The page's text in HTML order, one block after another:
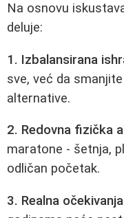
Na osnovu
deluje:
1. Izbalansirana
sve, već da
alternative.
2. Redovna fizička
maratone - šetnja,
odličan početak.
3. Realna